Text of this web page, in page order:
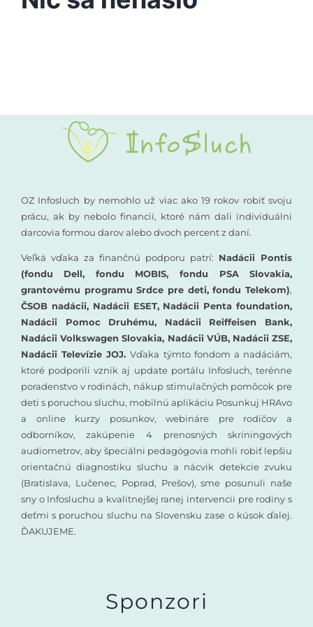
Vyšetrenia sluchu
Rané poradenstvo
Vzdelávanie
OZ Infosluch by nemohlo už viac ako 19 rokov robiť svoju
prácu, ak by nebolo financií, ktoré nám dali individuálni
darcovia formou darov alebo dvoch percent z daní.
Veľká vďaka za finančnú podporu patrí: Nadácii Pontis
(fondu Dell, fondu MOBIS, fondu PSA Slovakia,
grantovému programu Srdce pre deti, fondu Telekom),
ČSOB nadácii, Nadácii ESET, Nadácii Penta foundation,
Nadácii Pomoc Druhému, Nadácii Reiffeisen Bank,
Nadácii Volkswagen Slovakia, Nadácii VÚB, Nadácii ZSE,
Nadácii Televízie JOJ.Vďaka týmto fondom a nadáciám,
ktoré podporili vznik aj update portálu Infosluch, terénne
poradenstvo v rodinách, nákup stimulačných pomôcok pre
deti s poruchou sluchu, mobilnú aplikáciu Posunkuj HRAvo
a online kurzy posunkov, webináre pre rodičov a
odborníkov, zakúpenie 4 prenosných skríningových
audiometrov, aby špeciálni pedagógovia mohli robiť lepšiu
orientačnú diagnostiku sluchu a nácvik detekcie zvuku
(Bratislava, Lučenec, Poprad, Prešov), sme posunuli naše
sny o Infosluchu a kvalitnejšej ranej intervencii pre rodiny s
deťmi s poruchou sluchu na Slovensku zase o kúsok ďalej.
ĎAKUJEME.
Sponzori